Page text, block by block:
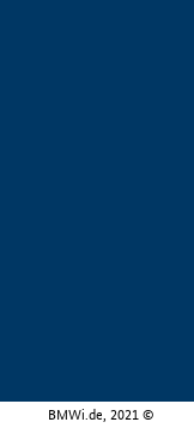
BMWi.de, 2021 ©